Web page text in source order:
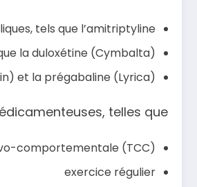
tels que l’amitriptyline
la duloxétine (Cymbalta)
et la prégabaline (Lyrica)
telles que :
comportementale (TCC)
exercice régulier